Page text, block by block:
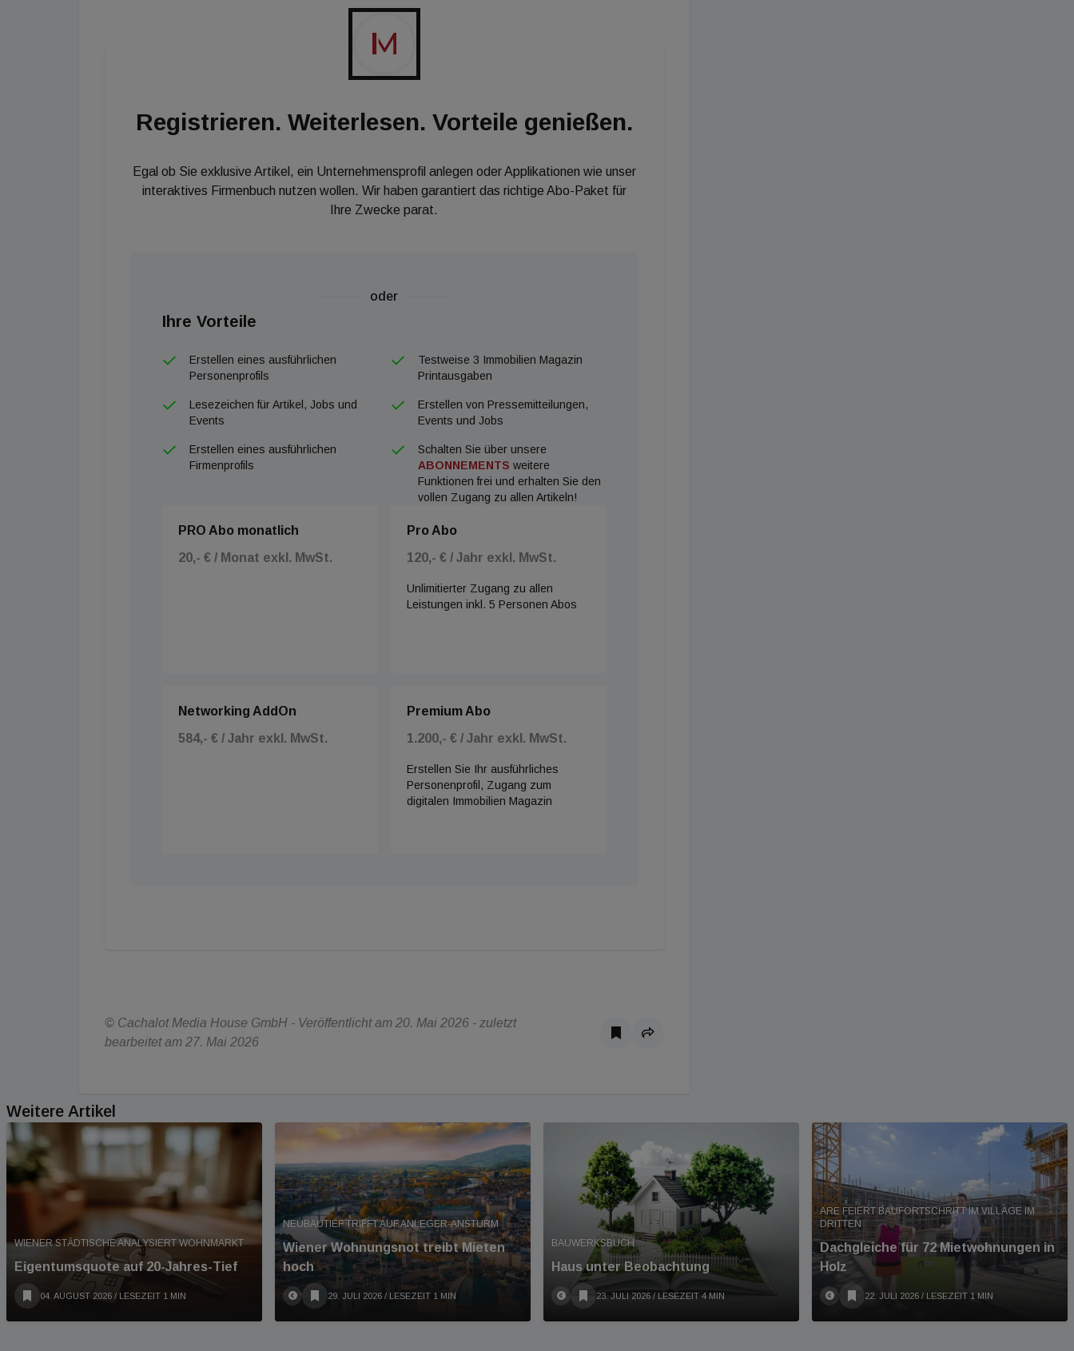
Handelsebenen sowie ein Büro- und Lagergeschoss verteilen. Geprägt wird der Bau durch seine
Fassade aus hellem Donaukalk und die namensgebenden 85 Großfenster. Unabhängig von den
Verkaufsaktivitäten in der City modernisiert Peek & Cloppenburg aktuell seinen zweiten Wiener
Großstandort auf der Mariahilfer Straße, wo bis Ende 2026 auch ein neues Hotel mit 150 Zimmern
Registrieren. Weiterlesen. Vorteile genießen.
Egal ob Sie exklusive Artikel, ein Unternehmensprofil anlegen oder Applikationen wie unser
interaktives Firmenbuch nutzen wollen. Wir haben garantiert das richtige Abo-Paket für
Ihre Zwecke parat.
oder
Ihre Vorteile
Erstellen eines ausführlichen
Personenprofils
Testweise 3 Immobilien Magazin
Printausgaben
Lesezeichen für Artikel, Jobs und
Events
Erstellen von Pressemitteilungen,
Events und Jobs
Erstellen eines ausführlichen
Firmenprofils
Schalten Sie über unsere
ABONNEMENTS weitere
Funktionen frei und erhalten Sie den
vollen Zugang zu allen Artikeln!
PRO Abo monatlich
20,- € / Monat exkl. MwSt.
Pro Abo
120,- € / Jahr exkl. MwSt.
Unlimitierter Zugang zu allen
Leistungen inkl. 5 Personen Abos
Networking AddOn
584,- € / Jahr exkl. MwSt.
Premium Abo
1.200,- € / Jahr exkl. MwSt.
Erstellen Sie Ihr ausführliches
Personenprofil, Zugang zum
digitalen Immobilien Magazin
© Cachalot Media House GmbH - Veröffentlicht am 20. Mai 2026 - zuletzt
bearbeitet am 27. Mai 2026
Weitere Artikel
WIENER STÄDTISCHE ANALYSIERT WOHNMARKT
Eigentumsquote auf 20-Jahres-Tief
04. AUGUST 2026 / LESEZEIT 1 MIN
NEUBAUTIEF TRIFFT AUF ANLEGER-ANSTURM
Wiener Wohnungsnot treibt Mieten
hoch
29. JULI 2026 / LESEZEIT 1 MIN
BAUWERKSBUCH
Haus unter Beobachtung
23. JULI 2026 / LESEZEIT 4 MIN
ARE FEIERT BAUFORTSCHRITT IM VILLAGE IM
DRITTEN
Dachgleiche für 72 Mietwohnungen in
Holz
22. JULI 2026 / LESEZEIT 1 MIN